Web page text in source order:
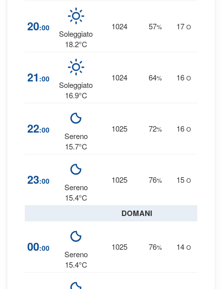
20:00
Soleggiato
18.2°C
1024 57% 17 O
21 :00
Soleggiato
16.9°C
1024 64% 16 O
22:00
Sereno
15.7°C
1025 72% 16 O
23:00
Sereno
15.4°C
1025 76% 15 O
DOMANI
00:00
Sereno
15.4°C
1025 76% 14 O